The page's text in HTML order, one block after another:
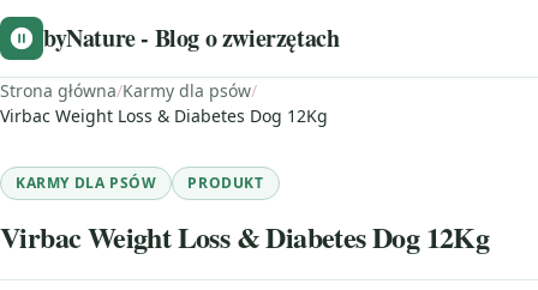
byNature - Blog o zwierzętach
Strona główna/Karmy dla psów/
Virbac Weight Loss & Diabetes Dog 12Kg
KARMY DLA PSÓW PRODUKT
Virbac Weight Loss & Diabetes Dog 12Kg